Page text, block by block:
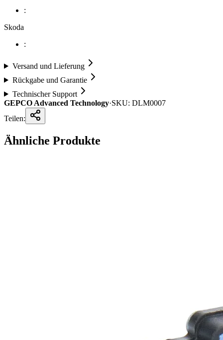
:
Skoda
:
Versand und Lieferung
Rückgabe und Garantie
Technischer Support
GEPCO Advanced Technology·SKU: DLM0007
Teilen:
Ähnliche Produkte